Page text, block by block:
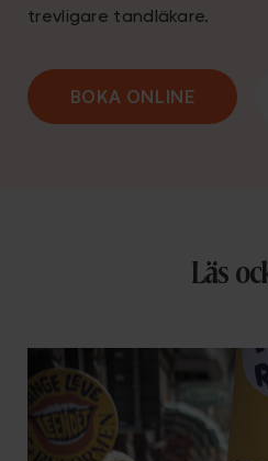
trevligare tandläkare.
BOKA ONLINE
Läs